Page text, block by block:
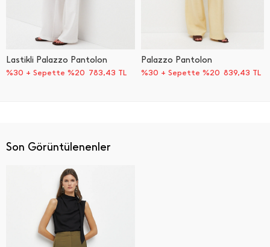
Lastikli Palazzo Pantolon
%30 + Sepette %20 783,43 TL
Palazzo Pantolon
%30 + Sepette %20 839,43 TL
Son Görüntülenenler